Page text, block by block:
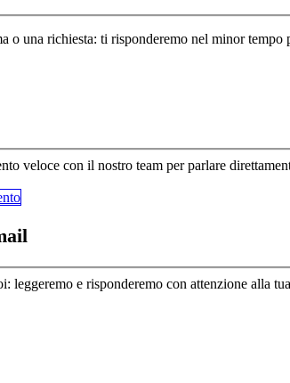
o una richiesta: ti risponderemo nel minor tempo
veloce con il nostro team per parlare
leggeremo e risponderemo con attenzione alla